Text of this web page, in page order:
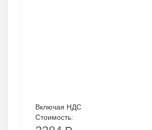
Включая НДС
Стоимость: